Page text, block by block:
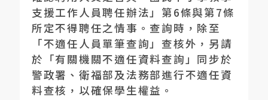
支援工作人員聘任辦法」第6條與第7條
所定不得聘任之情事。查詢時，除至
「不適任人員單筆查詢」查核外，另請
於「有關機關不適任資料查詢」同步於
警政署、衛福部及法務部進行不適任資
料查核，以確保學生權益。